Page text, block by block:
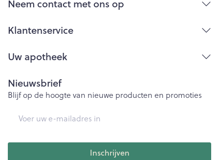
Neem contact met ons op
Klantenservice
Uw apotheek
Nieuwsbrief
Blijf op de hoogte van nieuwe producten en promoties
Inschrijven